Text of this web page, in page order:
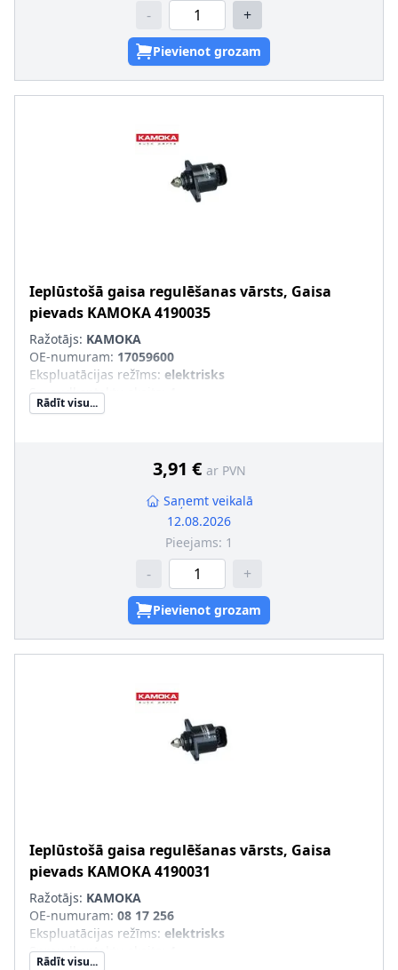
- +
Pievienot grozam
Ieplūstošā gaisa regulēšanas vārsts, Gaisa
pievads KAMOKA4190035
Ražotājs: KAMOKA
OE-numuram: 17059600
Ekspluatācijas režīms: elektrisks
Spraudkontaktu skaits
Rādīt visu...
3,91 € ar PVN
Saņemt veikalā
12.08.2026
Pieejams: 1
- +
Pievienot grozam
Ieplūstošā gaisa regulēšanas vārsts, Gaisa
pievads KAMOKA4190031
Ražotājs: KAMOKA
OE-numuram: 08 17 256
Ekspluatācijas režīms: elektrisks
Spraudkontaktu skaits
Rādīt visu...